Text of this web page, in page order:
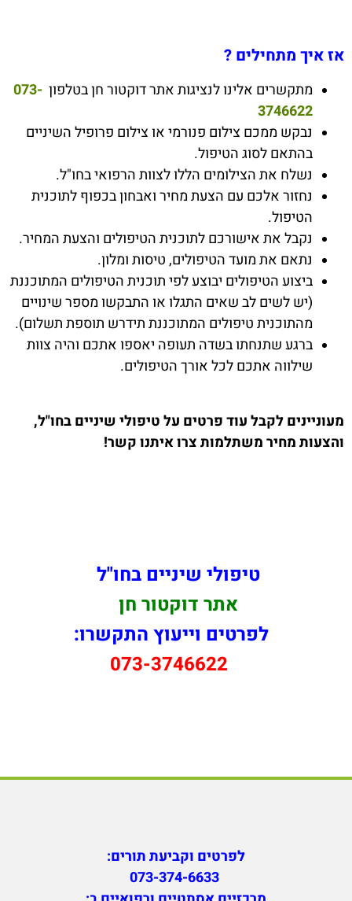
אז איך מתחילים ?
מתקשרים אלינו לנציגות אתר דוקטור חן בטלפון 073-
3746622
נבקש ממכם צילום פנורמי או צילום פרופיל השיניים
בהתאם לסוג הטיפול.
נשלח את הצילומים הללו לצוות הרפואי בחו"ל.
נחזור אלכם עם הצעת מחיר ואבחון בכפוף לתוכנית
הטיפול.
נקבל את אישורכם לתוכנית הטיפולים והצעת המחיר.
נתאם את מועד הטיפולים, טיסות ומלון.
ביצוע הטיפולים יבוצע לפי תוכנית הטיפולים המתוכננת
(יש לשים לב שאים התגלו או התבקשו מספר שינויים
מהתוכנית טיפולים המתוכננת תידרש תוספת תשלום).
ברגע שתנחתו בשדה תעופה יאספו אתכם והיה צוות
שילווה אתכם לכל אורך הטיפולים.
מעוניינים לקבל עוד פרטים על טיפולי שיניים בחו"ל,
והצעות מחיר משתלמות צרו איתנו קשר!
טיפולי שיניים בחו"ל
אתר דוקטור חן
לפרטים וייעוץ התקשרו:
073-3746622
לפרטים וקביעת תורים: